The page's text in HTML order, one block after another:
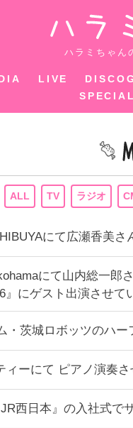
ハラミちゃん
LIVE
SPECIAL
ALL TV ラジオ
にて広瀬香美
にて山内総一郎
』にゲスト出演させて
・茨城ロボッツのハ
ィーにて ピアノ演奏
西日本』の入社式で